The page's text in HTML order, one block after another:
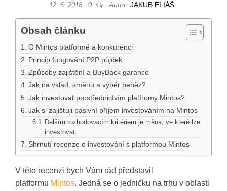
12. 6. 2018 0 Autor: JAKUB ELIÁŠ
Obsah článku
O Mintos platformě a konkurenci
Princip fungování P2P půjček
Způsoby zajištění a BuyBack garance
Jak na vklad, směnu a výběr peněz?
Jak investovat prostřednictvím platfromy Mintos?
Jak si zajišťuji pasivní příjem investováním na Mintos
Dalším rozhodovacím kritériem je měna, ve které lze
investovat:
Shrnutí recenze o investování s platformou Mintos
V této recenzi bych Vám rád představil
platformu Mintos. Jedná se o jedničku na trhu v oblasti